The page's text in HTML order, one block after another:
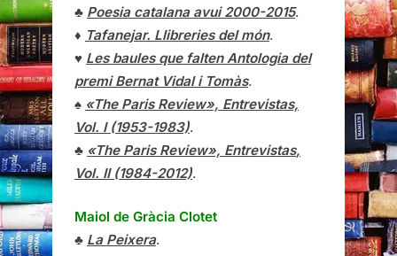
♣ Poesia catalana avui 2000-2015.
♦ Tafanejar. Llibreries del món.
♥ Les baules que falten Antologia del
premi Bernat Vidal i Tomàs.
♠ «The Paris Review», Entrevistas,
Vol. I (1953-1983).
♣ «The Paris Review», Entrevistas,
Vol. II (1984-2012).
Maiol de Gràcia Clotet
♣ La Peixera.